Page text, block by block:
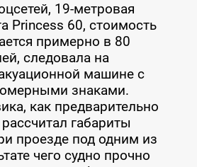
19-метровая
Princess 60, стоимость
примерно в 80
следовала на
машине с
знаками.
как предварительно
габариты
проезде под одним из
чего судно прочно